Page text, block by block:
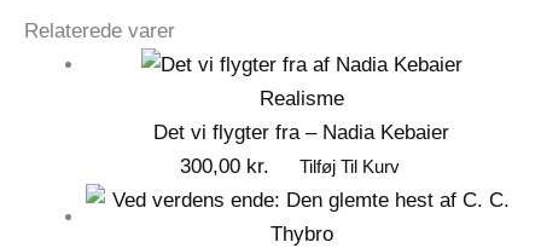
Relaterede varer
Realisme
Det vi flygter fra – Nadia Kebaier
300,00 kr. Tilføj Til Kurv